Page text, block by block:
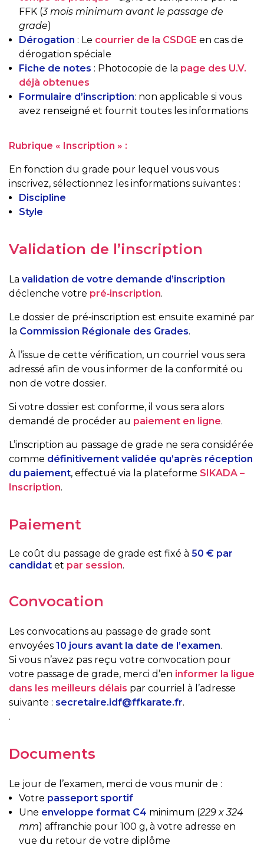
FFK (3 mois minimum avant le passage de
grade)
Dérogation : Le courrier de la CSDGE en cas de
dérogation spéciale
Fiche de notes : Photocopie de la page des U.V.
déjà obtenues
Formulaire d’inscription: non applicable si vous
avez renseigné et fournit toutes les informations
Rubrique « Inscription » :
En fonction du grade pour lequel vous vous
inscrivez, sélectionnez les informations suivantes :
Discipline
Style
Validation de l’inscription
La validation de votre demande d’inscription
déclenche votre pré‑inscription.
Le dossier de pré‑inscription est ensuite examiné par
la Commission Régionale des Grades.
À l’issue de cette vérification, un courriel vous sera
adressé afin de vous informer de la conformité ou
non de votre dossier.
Si votre dossier est conforme, il vous sera alors
demandé de procéder au paiement en ligne.
L’inscription au passage de grade ne sera considérée
comme définitivement validée qu’après réception
du paiement, effectué via la plateforme SIKADA –
Inscription.
Paiement
Le coût du passage de grade est fixé à 50 € par
candidat et par session.
Convocation
Les convocations au passage de grade sont
envoyées 10 jours avant la date de l’examen.
Si vous n’avez pas reçu votre convocation pour
votre passage de grade, merci d’en informer la ligue
dans les meilleurs délais par courriel à l’adresse
suivante : secretaire.idf@ffkarate.fr.
.
Documents
Le jour de l’examen, merci de vous munir de :
Votre passeport sportif
Une enveloppe format C4 minimum (229 x 324
mm) affranchie pour 100 g, à votre adresse en
vue du retour de votre diplôme